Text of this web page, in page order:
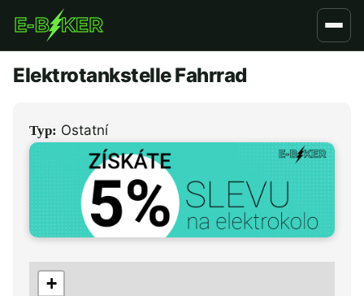
obsahu
Elektrotankstelle Fahrrad
Typ: Ostatní
+